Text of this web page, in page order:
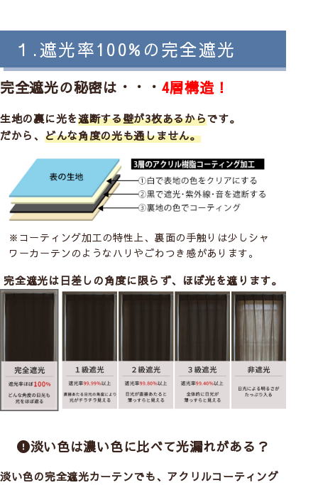
１.遮光率100%の完全遮光
完全遮光の秘密は・・・ 4層構造！
生地の裏に光を遮断する壁が3枚あるからです。
だから、 どんな角度の光も通しません。
※コーティング加工の特性上、裏面の手触りは少しシャ
ワーカーテンのようなハリやごわつき感があります。
完全遮光は日差しの角度に限らず、ほぼ光を遮ります。
淡い色は濃い色に比べて光漏れがある？
淡い色の完全遮光カーテンでも、アクリルコーティング